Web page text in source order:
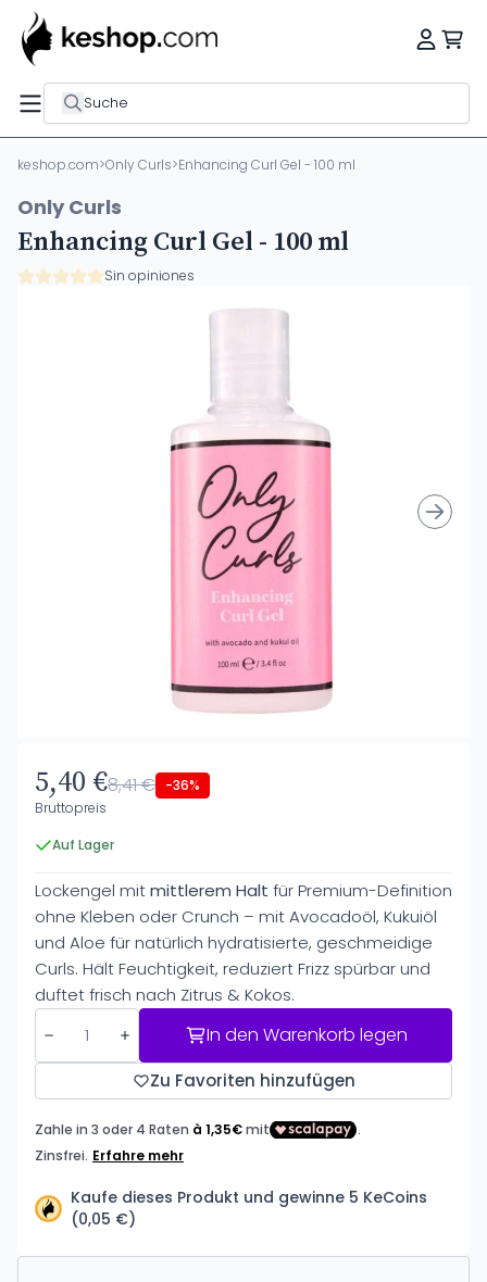
Suche
keshop.com>Only Curls>Enhancing Curl Gel - 100 ml
Only Curls
Enhancing Curl Gel - 100 ml
Sin opiniones
5,40 €8,41 € -36%
Bruttopreis
Auf Lager
Lockengel mitmittlerem Halt für Premium-Definition
ohne Kleben oder Crunch – mit Avocadoöl, Kukuiöl
und Aloe für natürlich hydratisierte, geschmeidige
Curls. Hält Feuchtigkeit, reduziert Frizz spürbar und
duftet frisch nach Zitrus & Kokos.
In den Warenkorb legen
Zu Favoriten hinzufügen
Kaufe dieses Produkt und gewinne 5 KeCoins
(0,05 €)